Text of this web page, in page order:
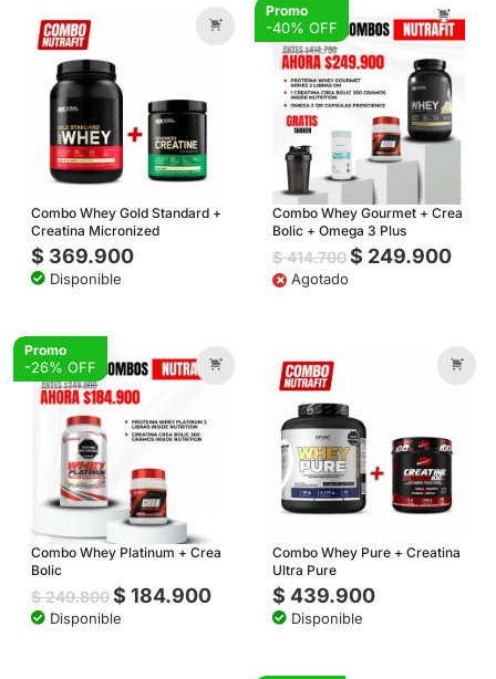
Combo Whey Gold Standard +
Creatina Micronized
$ 369.900
Disponible
Combo Whey Gourmet + Crea
Bolic + Omega 3 Plus
$414.700$ 249.900
× Agotado
Promo
-40% OFF
Combo Whey Platinum + Crea
Bolic
$249.800$ 184.900
Disponible
Promo
-26% OFF
Combo Whey Pure + Creatina
Ultra Pure
$ 439.900
Disponible